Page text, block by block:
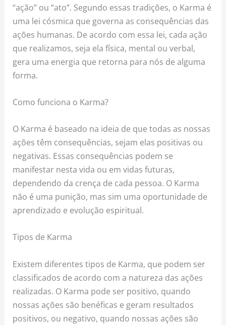
“ação” ou “ato”. Segundo essas tradições, o Karma é
uma lei cósmica que governa as consequências das
ações humanas. De acordo com essa lei, cada ação
que realizamos, seja ela física, mental ou verbal,
gera uma energia que retorna para nós de alguma
forma.
Como funciona o Karma?
O Karma é baseado na ideia de que todas as nossas
ações têm consequências, sejam elas positivas ou
negativas. Essas consequências podem se
manifestar nesta vida ou em vidas futuras,
dependendo da crença de cada pessoa. O Karma
não é uma punição, mas sim uma oportunidade de
aprendizado e evolução espiritual.
Tipos de Karma
Existem diferentes tipos de Karma, que podem ser
classificados de acordo com a natureza das ações
realizadas. O Karma pode ser positivo, quando
nossas ações são benéficas e geram resultados
positivos, ou negativo, quando nossas ações são